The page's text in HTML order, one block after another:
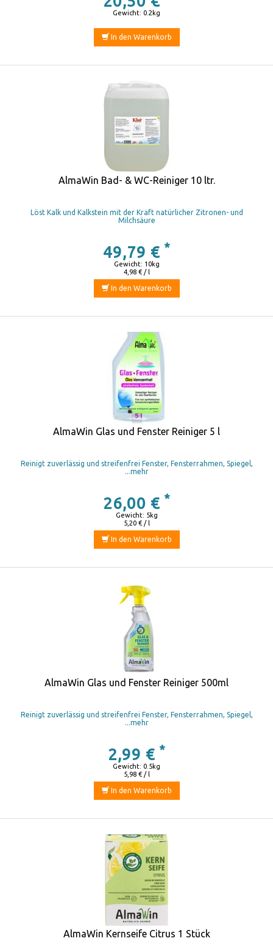
Gewicht: 0.2kg
In den Warenkorb
AlmaWin Bad- & WC-Reiniger 10 ltr.
Löst Kalk und Kalkstein mit der Kraft natürlicher Zitronen- und
Milchsäure
49,79 € *
4,98 € / l
Gewicht: 10kg
In den Warenkorb
AlmaWin Glas und Fenster Reiniger 5 l
Reinigt zuverlässig und streifenfrei Fenster, Fensterrahmen, Spiegel,
...mehr
26,00 € *
5,20 € / l
Gewicht: 5kg
In den Warenkorb
AlmaWin Glas und Fenster Reiniger 500ml
Reinigt zuverlässig und streifenfrei Fenster, Fensterrahmen, Spiegel,
...mehr
2,99 € *
5,98 € / l
Gewicht: 0.5kg
In den Warenkorb
AlmaWin Kernseife Citrus 1 Stück